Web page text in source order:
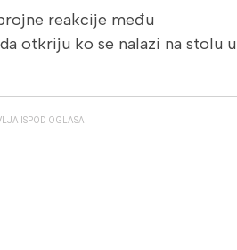
reakcije među
otkriju ko se nalazi na stolu u
ISPOD OGLASA